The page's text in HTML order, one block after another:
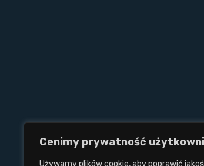
Cenimy prywatność
Używamy plików cookie, aby poprawić